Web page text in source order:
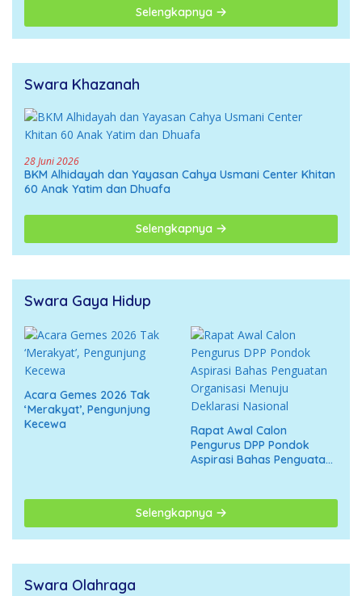
Selengkapnya
Swara Khazanah
28 Juni 2026
BKM Alhidayah dan Yayasan Cahya Usmani Center Khitan
60 Anak Yatim dan Dhuafa
Selengkapnya
Swara Gaya Hidup
Acara Gemes 2026 Tak
‘Merakyat’, Pengunjung
Kecewa
Rapat Awal Calon
Pengurus DPP Pondok
Aspirasi Bahas Penguatan
Selengkapnya
Swara Olahraga